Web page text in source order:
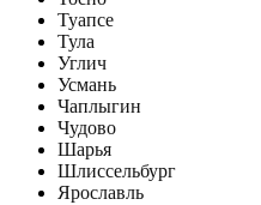
Туапсе
Тула
Углич
Усмань
Чаплыгин
Чудово
Шарья
Шлиссельбург
Ярославль